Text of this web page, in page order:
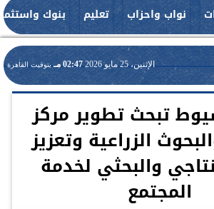
نواب واحزاب تعليم بنوك
الإثنين، 25 مايو 2026 02:47 مـ بتوقيت القاهرة
تبحث تطوير مركز
الزراعية وتعزيز
والبحثي لخدمة
المجتمع